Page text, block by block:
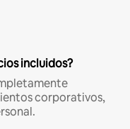
incluidos?
corporativos,